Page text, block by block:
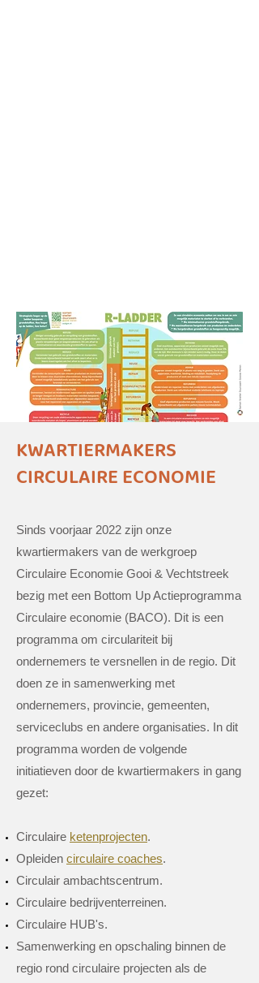
KWARTIERMAKERS
CIRCULAIRE ECONOMIE
Sinds voorjaar 2022 zijn onze
kwartiermakers van de werkgroep
Circulaire Economie Gooi & Vechtstreek
bezig met een Bottom Up Actieprogramma
Circulaire economie (BACO). Dit is een
programma om circulariteit bij
ondernemers te versnellen in de regio. Dit
doen ze in samenwerking met
ondernemers, provincie, gemeenten,
serviceclubs en andere organisaties. In dit
programma worden de volgende
initiatieven door de kwartiermakers in gang
gezet:
Circulaire ketenprojecten.
Opleiden circulaire coaches.
Circulair ambachtscentrum.
Circulaire bedrijventerreinen.
Circulaire HUB​'s.
Samenwerking en opschaling binnen de
regio rond circulaire projecten als de